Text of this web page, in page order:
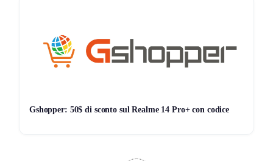
Gshopper: 50$ di sconto sul Realme 14 Pro+ con codice